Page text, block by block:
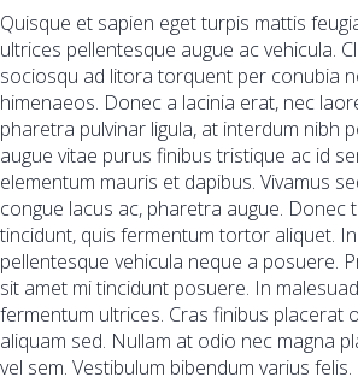
Quisque et sapien eget turpis mattis
ultrices pellentesque augue ac vehicula.
sociosqu ad litora torquent per conubia
himenaeos. Donec a lacinia erat, nec
pharetra pulvinar ligula, at interdum nibh
augue vitae purus finibus tristique ac id
elementum mauris et dapibus. Vivamus
congue lacus ac, pharetra augue. Donec
tincidunt, quis fermentum tortor aliquet.
pellentesque vehicula neque a posuere.
sit amet mi tincidunt posuere. In
fermentum ultrices. Cras finibus placerat
aliquam sed. Nullam at odio nec magna
vel sem. Vestibulum bibendum varius felis.